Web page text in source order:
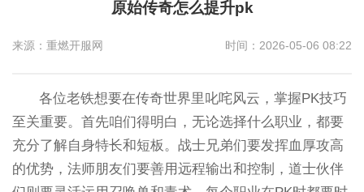
原始传奇怎么提升pk
来源：重燃开服网 时间：2026-05-06 08:22
各位老铁想要在传奇世界里叱咤风云，掌握PK技巧
至关重要。首先咱们得明白，无论选择什么职业，都要
充分了解自身特长和短板。战士兄弟们要发挥血厚攻高
的优势，法师朋友们要善用远程输出和控制，道士伙伴